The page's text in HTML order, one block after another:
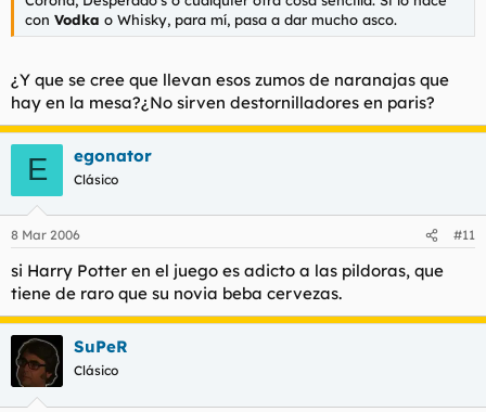
con Vodka o Whisky, para mí, pasa a dar mucho asco.
¿Y que se cree que llevan esos zumos de naranajas que
hay en la mesa?¿No sirven destornilladores en paris?
E egonator
Clásico
8 Mar 2006 #11
si Harry Potter en el juego es adicto a las pildoras, que
tiene de raro que su novia beba cervezas.
SuPeR
Clásico